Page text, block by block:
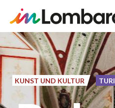
Direkt
zum
Inhalt
KUNST UND KULTUR